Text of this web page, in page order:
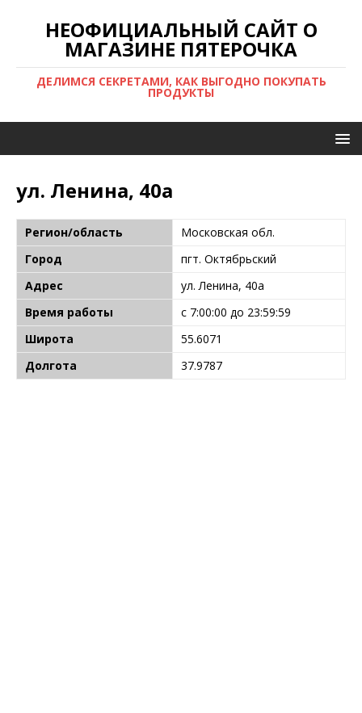
НЕОФИЦИАЛЬНЫЙ САЙТ О
МАГАЗИНЕ ПЯТЕРОЧКА
ДЕЛИМСЯ СЕКРЕТАМИ, КАК ВЫГОДНО ПОКУПАТЬ
ПРОДУКТЫ
ул. Ленина, 40а
Регион/область
Московская обл.
Город
пгт. Октябрьский
Адрес
ул. Ленина, 40а
Время работы
с 7:00:00 до 23:59:59
Широта
55.6071
Долгота
37.9787